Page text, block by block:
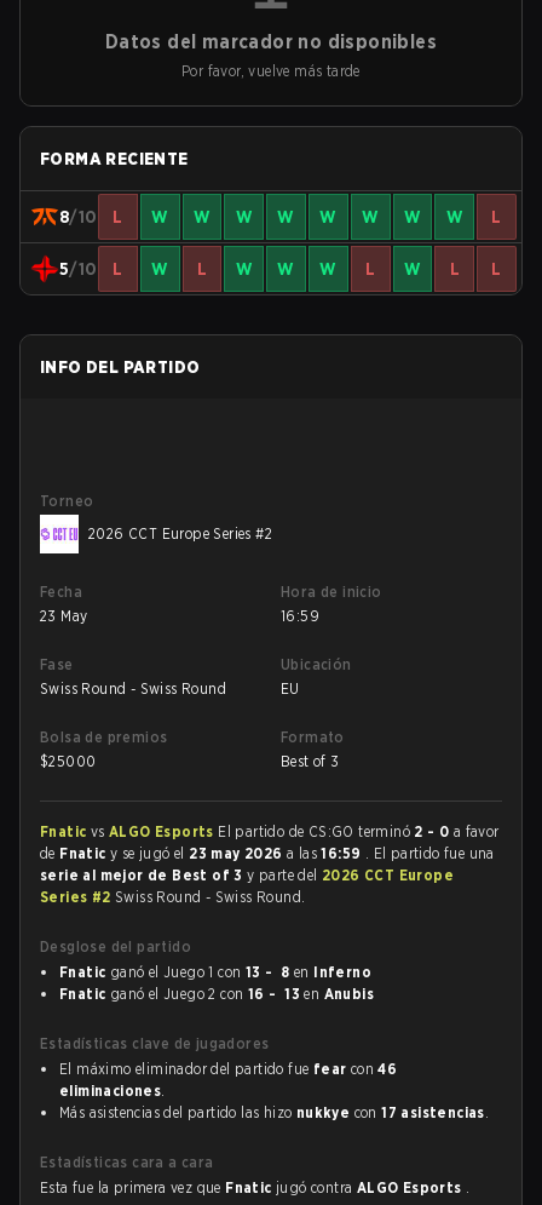
Datos del marcador no disponibles
Por favor, vuelve más tarde
FORMA RECIENTE
8/10 L W W W W W W W W L
5/10 L W L W W W L W L L
INFO DEL PARTIDO
Torneo
2026 CCT Europe Series #2
Fecha
23 May
Hora de inicio
16:59
Fase
Swiss Round - Swiss Round
Ubicación
EU
Bolsa de premios
$25000
Formato
Best of 3
Fnatic vsALGO Esports El partido de CS:GO terminó 2 - 0 a favor
de Fnaticy se jugó el 23 may 2026a las16:59 . El partido fue una
serie al mejor de Best of 3y parte del 2026 CCT Europe
Series #2 Swiss Round - Swiss Round.
Desglose del partido
Fnatic ganó el Juego 1 con 13 - 8 en Inferno
Fnatic ganó el Juego 2 con 16 - 13 en Anubis
Estadísticas clave de jugadores
El máximo eliminador del partido fue fear con46
eliminaciones.
Más asistencias del partido las hizo nukkye con17 asistencias.
Estadísticas cara a cara
Esta fue la primera vez que Fnatic jugó contra ALGO Esports .